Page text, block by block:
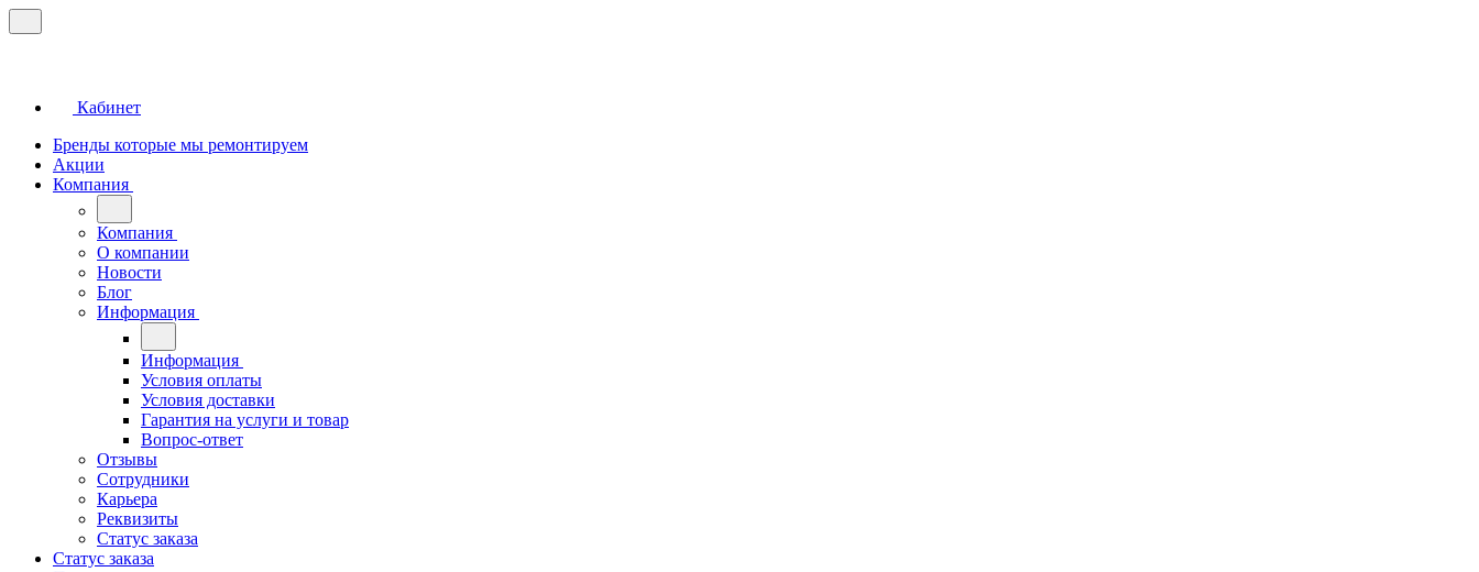
Кабинет
Бренды которые мы ремонтируем
Акции
Компания
Компания
О компании
Новости
Блог
Информация
Информация
Условия оплаты
Условия доставки
Гарантия на услуги и товар
Вопрос-ответ
Отзывы
Сотрудники
Карьера
Реквизиты
Статус заказа
Статус заказа